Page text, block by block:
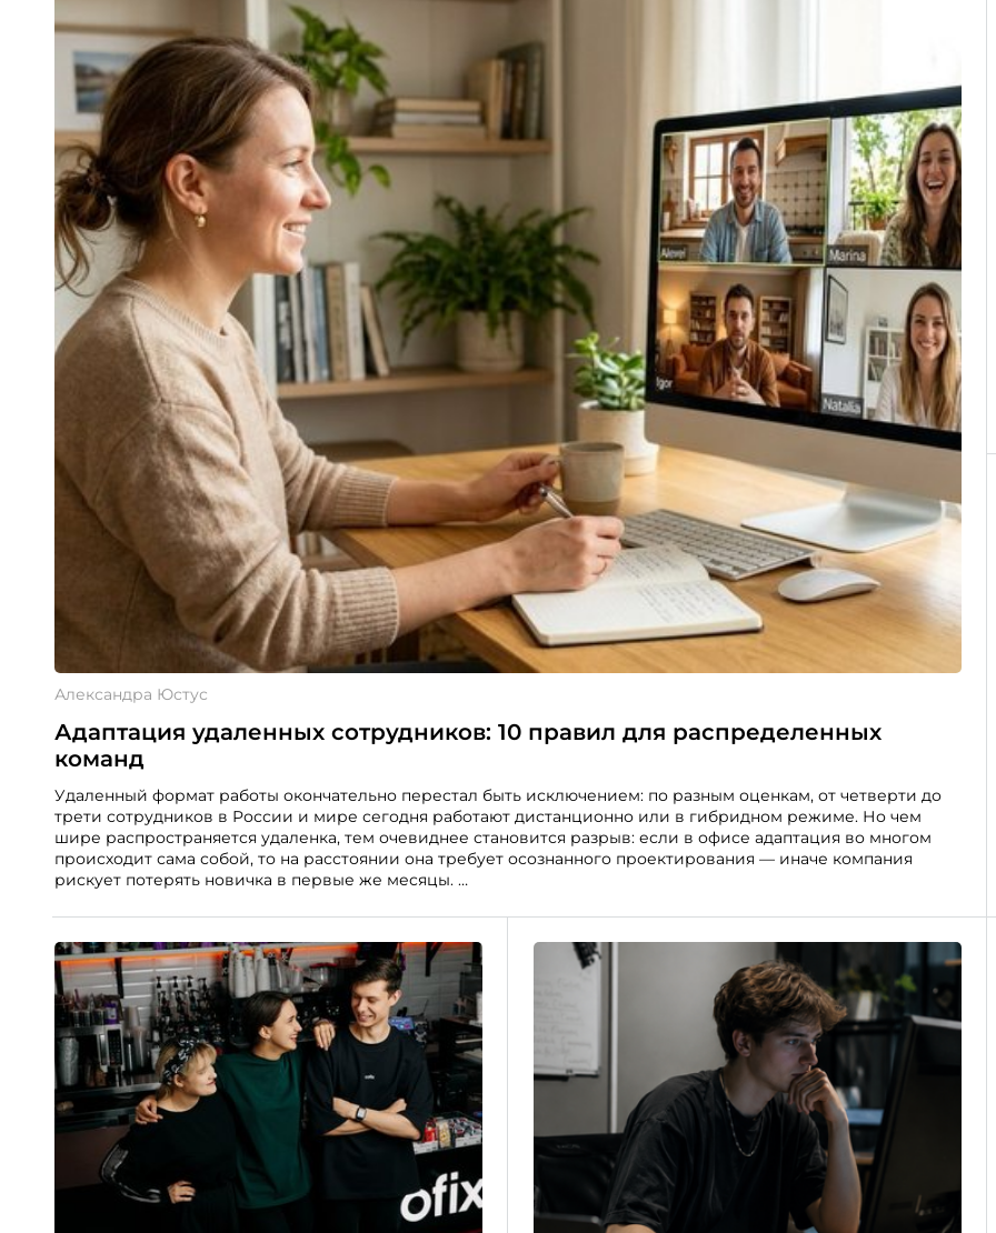
Александра Юстус
Адаптация удаленных сотрудников: 10 правил для распределенных
команд
Удаленный формат работы окончательно перестал быть исключением: по разным оценкам, от четверти до
трети сотрудников в России и мире сегодня работают дистанционно или в гибридном режиме. Но чем
шире распространяется удаленка, тем очевиднее становится разрыв: если в офисе адаптация во многом
происходит сама собой, то на расстоянии она требует осознанного проектирования — иначе компания
рискует потерять новичка в первые же месяцы.